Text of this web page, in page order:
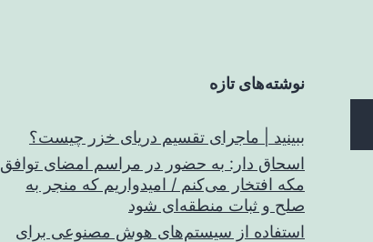
نوشته‌های تازه
ببینید | ماجرای تقسیم دریای خزر چیست؟
اسحاق‌ دار: به حضور در مراسم امضای توافق
مکه افتخار می‌کنم / امیدواریم که منجر به
صلح و ثبات منطقه‌ای شود
استفاده از سیستم‌های هوش مصنوعی برای